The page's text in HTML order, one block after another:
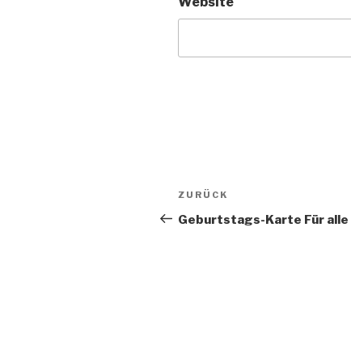
Beitragsnavigation
Vorheriger
Beitrag
ZURÜCK
Geburtstags-Karte Für